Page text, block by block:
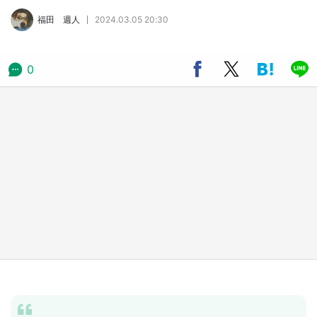
の「猫猫像」も【8／1～10／26】
福田 週人 2024.03.05 20:30
0